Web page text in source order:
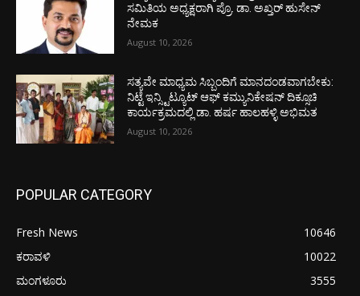
ಸಮಿತಿಯ ಅಧ್ಯಕ್ಷರಾಗಿ ಪ್ರೊ. ಡಾ. ಅಖ್ತರ್ ಹುಸೇನ್
ನೇಮಕ
August 10, 2026
ಸತ್ಯವೇ ಮಾಧ್ಯಮ ಸಿಬ್ಬಂದಿಗೆ ಮಾನದಂಡವಾಗಬೇಕು:
ನಿಟ್ಟೆ ಇನ್ಸ್ಟಿಟ್ಯೂಟ್ ಆಫ್ ಕಮ್ಯುನಿಕೇಷನ್ ದಿಕ್ಸೂಚಿ
ಕಾರ್ಯಕ್ರಮದಲ್ಲಿ ಡಾ. ಹರ್ಷ ಹಾಲಹಳ್ಳಿ ಅಭಿಮತ
August 10, 2026
POPULAR CATEGORY
Fresh News
10646
ಕರಾವಳಿ
10022
ಮಂಗಳೂರು
3555